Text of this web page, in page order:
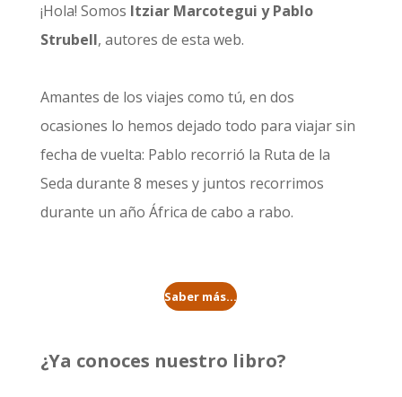
¡Hola! Somos Itziar Marcotegui y Pablo
Strubell, autores de esta web.
Amantes de los viajes como tú, en dos
ocasiones lo hemos dejado todo para viajar sin
fecha de vuelta: Pablo recorrió la Ruta de la
Seda durante 8 meses y juntos recorrimos
durante un año África de cabo a rabo.
Saber más...
¿Ya conoces nuestro libro?